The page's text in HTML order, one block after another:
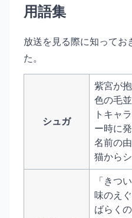
用語集
放送を見る際に知ってお
た。
シュガ
紫宮が
色の毛
トキャ
ー時に
名前の
猫からシ
「きつ
味のえ
ばらく